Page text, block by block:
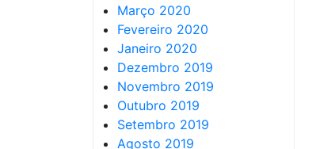
Março 2020
Fevereiro 2020
Janeiro 2020
Dezembro 2019
Novembro 2019
Outubro 2019
Setembro 2019
Agosto 2019